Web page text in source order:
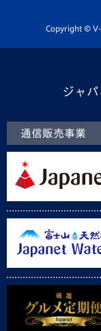
ホームタウン
Copyright © V-
ジャ
通信販売事業